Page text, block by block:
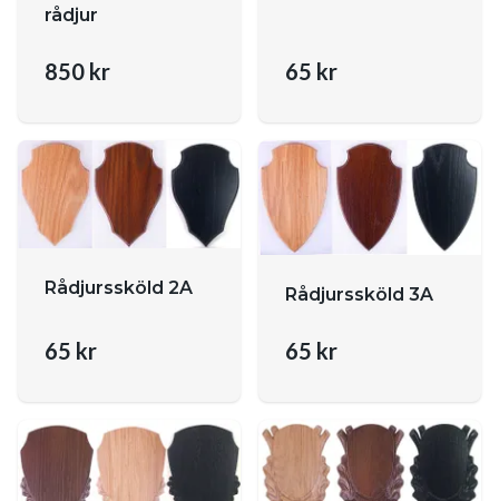
rådjur
850 kr 65 kr
Rådjurssköld 2A
65 kr
Rådjurssköld 3A
65 kr